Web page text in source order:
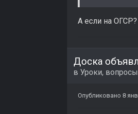
А если на ОГСР?
Доска
в Уроки,
Опубликовано 8